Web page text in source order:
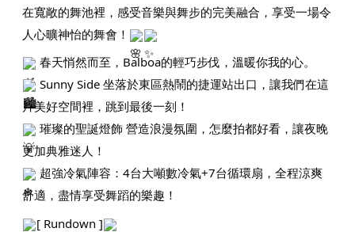
在寬敞的舞池裡，感受音樂與舞步的完美融合，享受一場令
人心曠神怡的舞會！
春天悄然而至，Balboa的輕巧步伐，溫暖你我的心。
Sunny Side 坐落於東區熱鬧的捷運站出口，讓我們在這
片美好空間裡，跳到最後一刻！
璀璨的聖誕燈飾 營造浪漫氛圍，怎麼拍都好看，讓夜晚
更加典雅迷人！
超強冷氣陣容：4台大噸數冷氣+7台循環扇，全程涼爽
舒適，盡情享受舞蹈的樂趣！
[ Rundown ]